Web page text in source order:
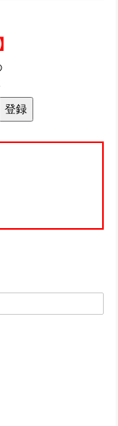
きますー
なので、プライ
です♪
～23.5㎝
登録